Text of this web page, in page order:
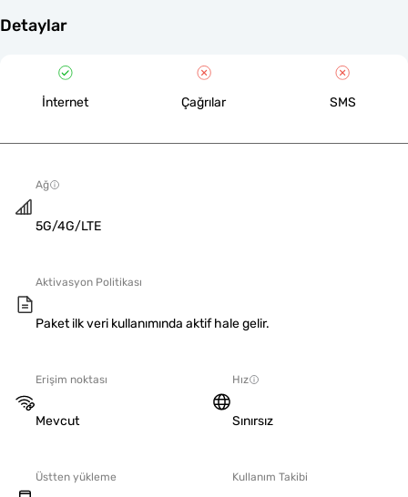
Detaylar
İnternet Çağrılar SMS
Ağ
5G/4G/LTE
Aktivasyon Politikası
Paket ilk veri kullanımında aktif hale gelir.
Erişim noktası
Mevcut
Hız
Sınırsız
Üstten yükleme Kullanım Takibi